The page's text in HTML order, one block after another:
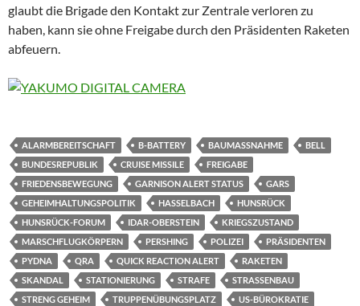
glaubt die Brigade den Kontakt zur Zentrale verloren zu
haben, kann sie ohne Freigabe durch den Präsidenten Raketen
abfeuern.
ALARMBEREITSCHAFT B-BATTERY BAUMASSNAHME
BELL
BUNDESREPUBLIK
CRUISE MISSILE
FREIGABE
FRIEDENSBEWEGUNG
GARNISON ALERT STATUS
GARS
GEHEIMHALTUNGSPOLITIK
HASSELBACH
HUNSRÜCK
HUNSRÜCK-FORUM
IDAR-OBERSTEIN
KRIEGSZUSTAND
MARSCHFLUGKÖRPERN
PERSHING POLIZEI
PRÄSIDENTEN
PYDNA
QRA QUICK REACTION ALERT
RAKETEN
SKANDAL
STATIONIERUNG STRAFE
STRASSENBAU
STRENG GEHEIM
TRUPPENÜBUNGSPLATZ
US-BÜROKRATIE